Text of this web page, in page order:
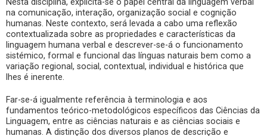
Nesta disciplina, explicita-se o papel central da linguagem verbal
na comunicação, interação, organização social e cognição
humanas. Neste contexto, será levada a cabo uma reflexão
contextualizada sobre as propriedades e características da
linguagem humana verbal e descrever-se-á o funcionamento
sistémico, formal e funcional das línguas naturais bem como a
variação regional, social, contextual, individual e histórica que
lhes é inerente.
Far-se-á igualmente referência à terminologia e aos
fundamentos teórico-metodológicos específicos das Ciências da
Linguagem, entre as ciências naturais e as ciências sociais e
humanas. A distinção dos diversos planos de descrição e